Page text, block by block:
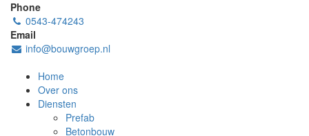
Phone
0543-474243
Email
info@bouwgroep.nl
Home
Over ons
Diensten
Prefab
Betonbouw